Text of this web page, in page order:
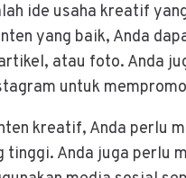
ide usaha kreatif
yang baik, Anda
atau foto. Anda
untuk
kreatif, Anda perlu
Anda juga perlu